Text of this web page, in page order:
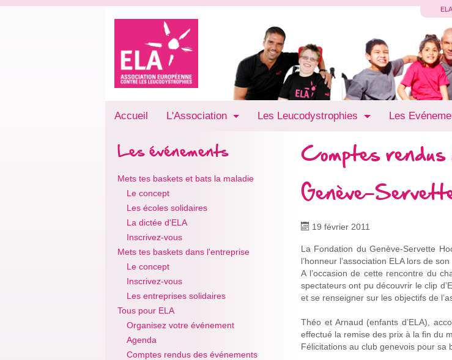
Accueil L'Association Les Leucodystrophies Les
Les événements
Mets tes baskets et bats la maladie
Le concept
Les écoles solidaires
La dictée d'ELA
Inscrivez-vous
Mets tes baskets dans l'entreprise
Le concept
Inscrivez-vous
Les entreprises solidaires
Tous pour ELA
Organisez votre événement
Agenda
Comptes rendus des événements
Comptes
Genève-
19 février 2011
La Fondation du Genève-Servette
l’honneur l’association ELA lors de
A l’occasion de cette rencontre du
spectateurs ont pu découvrir le clip
et se renseigner sur les objectifs de
Théo et Arnaud (enfants d’ELA),
effectué la remise des prix à la fin du
Félicitations au club genevois pour